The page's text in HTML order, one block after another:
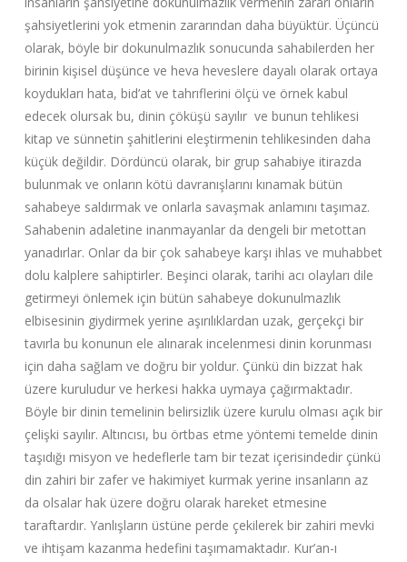
şahsiyetlerini yok etmenin zararından daha büyüktür. Üçüncü
olarak, böyle bir dokunulmazlık sonucunda sahabilerden her
birinin kişisel düşünce ve heva heveslere dayalı olarak ortaya
koydukları hata, bid’at ve tahrıflerini ölçü ve örnek kabul
edecek olursak bu, dinin çöküşü sayılır ve bunun tehlikesi
kitap ve sünnetin şahitlerini eleştirmenin tehlikesinden daha
küçük değildir. Dördüncü olarak, bir grup sahabiye itirazda
bulunmak ve onların kötü davranışlarını kınamak bütün
sahabeye saldırmak ve onlarla savaşmak anlamını taşımaz.
Sahabenin adaletine inanmayanlar da dengeli bir metottan
yanadırlar. Onlar da bir çok sahabeye karşı ihlas ve muhabbet
dolu kalplere sahiptirler. Beşinci olarak, tarihi acı olayları dile
getirmeyi önlemek için bütün sahabeye dokunulmazlık
elbisesinin giydirmek yerine aşırılıklardan uzak, gerçekçi bir
tavırla bu konunun ele alınarak incelenmesi dinin korunması
için daha sağlam ve doğru bir yoldur. Çünkü din bizzat hak
üzere kuruludur ve herkesi hakka uymaya çağırmaktadır.
Böyle bir dinin temelinin belirsizlik üzere kurulu olması açık bir
çelişki sayılır. Altıncısı, bu örtbas etme yöntemi temelde dinin
taşıdığı misyon ve hedeflerle tam bir tezat içerisindedir çünkü
din zahiri bir zafer ve hakimiyet kurmak yerine insanların az
da olsalar hak üzere doğru olarak hareket etmesine
taraftardır. Yanlışların üstüne perde çekilerek bir zahiri mevki
ve ihtişam kazanma hedefini taşımamaktadır. Kur’an-ı